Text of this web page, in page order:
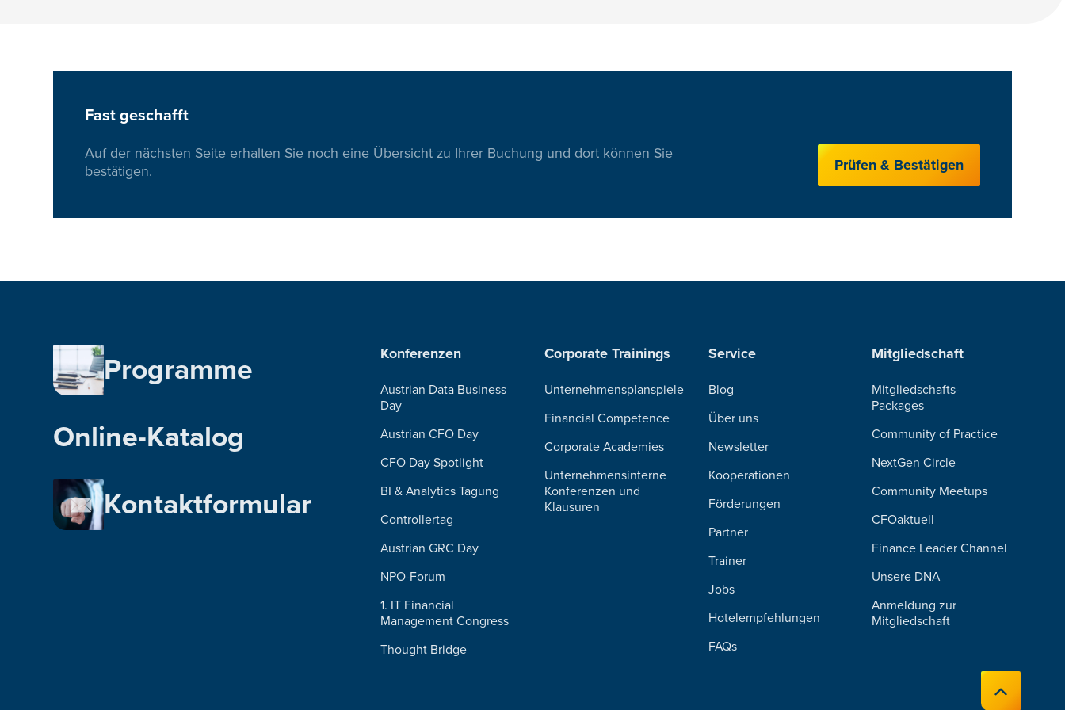
Fast geschafft
Auf der nächsten Seite erhalten Sie noch eine Übersicht zu Ihrer Buchung und dort können Sie
bestätigen.
Prüfen & Bestätigen
Programme
Online-Katalog
Kontaktformular
Konferenzen
Austrian Data Business
Day
Austrian CFO Day
CFO Day Spotlight
BI & Analytics Tagung
Controllertag
Austrian GRC Day
NPO-Forum
1. IT Financial
Management Congress
Thought Bridge
Corporate Trainings
Unternehmensplanspiele
Financial Competence
Corporate Academies
Unternehmensinterne
Konferenzen und
Klausuren
Service
Blog
Über uns
Newsletter
Kooperationen
Förderungen
Partner
Trainer
Jobs
Hotelempfehlungen
FAQs
Mitgliedschaft
Mitgliedschafts-
Packages
Community of Practice
NextGen Circle
Community Meetups
CFOaktuell
Finance Leader Channel
Unsere DNA
Anmeldung zur
Mitgliedschaft